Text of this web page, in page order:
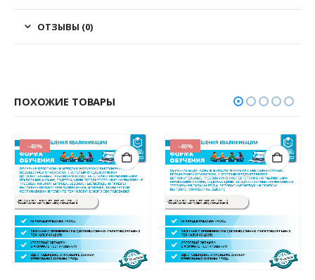
ОТЗЫВЫ (0)
ПОХОЖИЕ ТОВАРЫ
-40% -40%